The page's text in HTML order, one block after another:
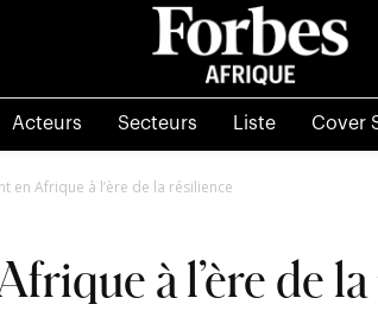
Acteurs Secteurs Liste Cover
en Afrique à l’ère de la résilience
à l’ère de